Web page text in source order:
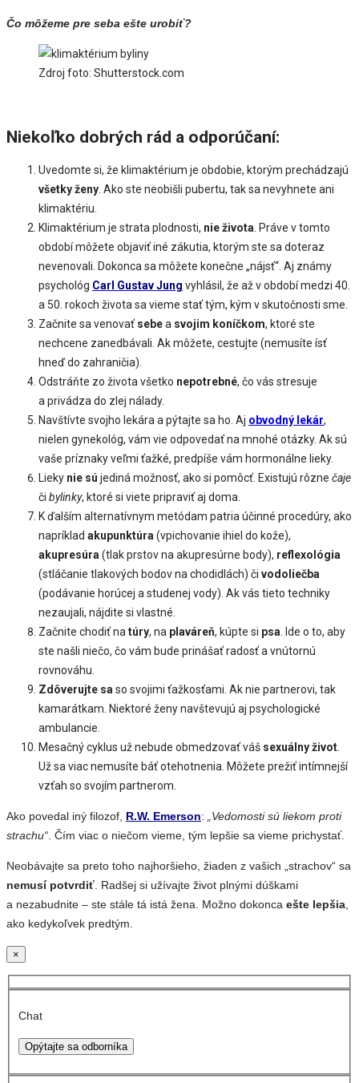
Čo môžeme pre seba ešte urobiť?
Zdroj foto: Shutterstock.com
Niekoľko dobrých rád a odporúčaní:
Uvedomte si, že klimaktérium je obdobie, ktorým prechádzajú
všetky ženy . Ako ste neobišli pubertu, tak sa nevyhnete ani
klimaktériu.
Klimaktérium je strata plodnosti, nie života . Práve v tomto
období môžete objaviť iné zákutia, ktorým ste sa doteraz
nevenovali. Dokonca sa môžete konečne „nájsť“. Aj známy
psychológ Carl Gustav Jung vyhlásil, že až v období medzi 40.
a 50. rokoch života sa vieme stať tým, kým v skutočnosti sme.
Začnite sa venovať sebea svojim koníčkom, ktoré ste
nechcene zanedbávali. Ak môžete, cestujte (nemusíte ísť
hneď do zahraničia).
Odstráňte zo života všetko nepotrebné, čo vás stresuje
a privádza do zlej nálady.
Navštívte svojho lekára a pýtajte sa ho. Aj obvodný lekár,
nielen gynekológ, vám vie odpovedať na mnohé otázky. Ak sú
vaše príznaky veľmi ťažké, predpíše vám hormonálne lieky.
Lieky nie sú jediná možnosť, ako si pomôcť. Existujú rôzne čaje
či bylinky, ktoré si viete pripraviť aj doma.
K ďalším alternatívnym metódam patria účinné procedúry, ako
napríklad akupunktúra (vpichovanie ihiel do kože),
akupresúra (tlak prstov na akupresúrne body), reflexológia
(stláčanie tlakových bodov na chodidlách) či vodoliečba
(podávanie horúcej a studenej vody). Ak vás tieto techniky
nezaujali, nájdite si vlastné.
Začnite chodiť na túry, na plaváreň, kúpte si psa . Ide o to, aby
ste našli niečo, čo vám bude prinášať radosť a vnútornú
rovnováhu.
Zdôverujte sa so svojimi ťažkosťami. Ak nie partnerovi, tak
kamarátkam. Niektoré ženy navštevujú aj psychologické
ambulancie.
Mesačný cyklus už nebude obmedzovať váš sexuálny život
Už sa viac nemusíte báť otehotnenia. Môžete prežiť intímnejší
vzťah so svojím partnerom.
Ako povedal iný filozof, R.W. Emerson:
„Vedomosti sú liekom proti
strachu“ . Čím viac o niečom vieme, tým lepšie sa vieme prichystať.
Neobávajte sa preto toho najhoršieho, žiaden z vašich „strachov“ sa
nemusí potvrdiť . Radšej si užívajte život plnými dúškami
a nezabudnite – ste stále tá istá žena. Možno dokonca ešte lepšia
ako kedykoľvek predtým.
×
Chat
Opýtajte sa odborníka